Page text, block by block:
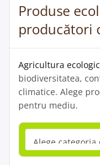
Produse
producători
Agricultura
biodiversitatea,
climatice. Alege
pentru mediu.